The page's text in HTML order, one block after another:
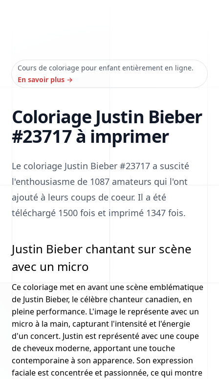
Cours de coloriage pour enfant entièrement en ligne.
En savoir plus →
Coloriage Justin Bieber
#23717 à imprimer
Le coloriage Justin Bieber #23717 a suscité
l'enthousiasme de 1087 amateurs qui l'ont
ajouté à leurs coups de coeur. Il a été
téléchargé 1500 fois et imprimé 1347 fois.
Justin Bieber chantant sur scène
avec un micro
Ce coloriage met en avant une scène emblématique
de Justin Bieber, le célèbre chanteur canadien, en
pleine performance. L'image le représente avec un
micro à la main, capturant l'intensité et l'énergie
d'un concert. Justin est représenté avec une coupe
de cheveux moderne, apportant une touche
contemporaine à son apparence. Son expression
faciale est concentrée et passionnée, ce qui montre